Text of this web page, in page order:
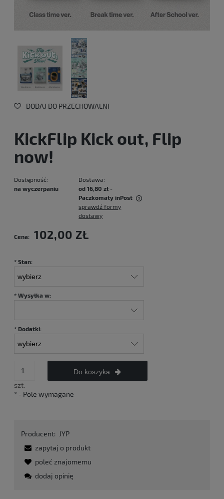
DODAJ DO PRZECHOWALNI
KickFlip Kick out, Flip
now!
Dostępność:
na wyczerpaniu
Dostawa:
od 16,80 zł -
Paczkomaty inPost
Cena nie zawiera ewentualnych kosztów płatności
sprawdź formy
dostawy
Cena: 102,00 ZŁ
* Stan:
* Wysyłka w:
* Dodatki:
szt.
Do koszyka
* - Pole wymagane
Producent: JYP
zapytaj o produkt
poleć znajomemu
dodaj opinię